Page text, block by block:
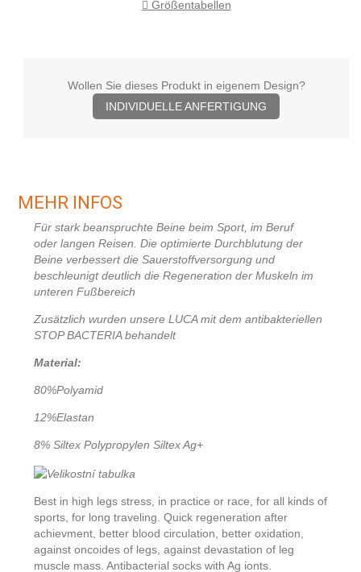
Größentabellen
Wollen Sie dieses Produkt in eigenem Design?
INDIVIDUELLE ANFERTIGUNG
MEHR INFOS
Für stark beanspruchte Beine beim Sport, im Beruf
oder langen Reisen. Die optimierte Durchblutung der
Beine verbessert die Sauerstoffversorgung und
beschleunigt deutlich die Regeneration der Muskeln im
unteren Fußbereich
Zusätzlich wurden unsere LUCA mit dem antibakteriellen
STOP BACTERIA behandelt
Material:
80%Polyamid
12%Elastan
8% Siltex Polypropylen Siltex Ag+
Best in high legs stress, in practice or race, for all kinds of
sports, for long traveling. Quick regeneration after
achievment, better blood circulation, better oxidation,
against oncoides of legs, against devastation of leg
muscle mass. Antibacterial socks with Ag ionts.